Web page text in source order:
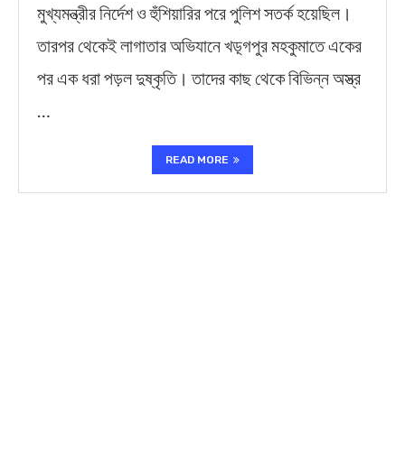
মুখ্যমন্ত্রীর নির্দেশ ও হুঁশিয়ারির পরে পুলিশ সতর্ক হয়েছিল।
তারপর থেকেই লাগাতার অভিযানে খড়্গপুর মহকুমাতে একের
পর এক ধরা পড়ল দুষ্কৃতি। তাদের কাছ থেকে বিভিন্ন অস্ত্র
…
READ MORE